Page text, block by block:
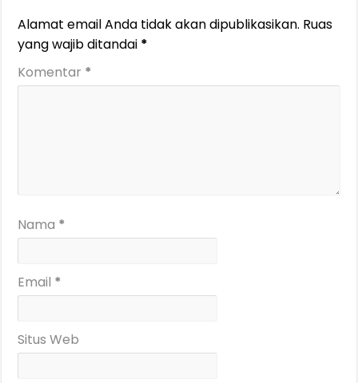
Alamat email Anda tidak akan dipublikasikan. Ruas
yang wajib ditandai *
Komentar *
Nama *
Email *
Situs Web